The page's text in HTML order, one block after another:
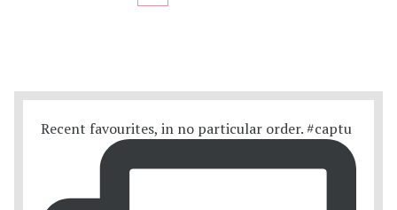
Recent favourites, in no particular order. #captu